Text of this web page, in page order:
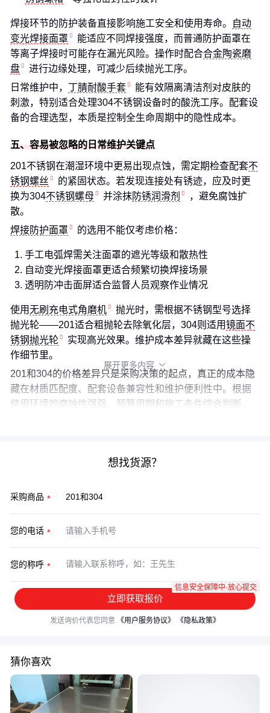
焊接环节的防护装备直接影响施工安全和使用寿命。
自动
变光焊接面罩
能适应不同焊接强度，而普通防护面罩在
等离子焊接时可能存在漏光风险。操作时配合合金陶瓷磨
盘
进行边缘处理，可减少后续抛光工序。
日常维护中， 丁腈耐酸手套
能有效隔离清洁剂对皮肤的
刺激，特别适合处理304不锈钢设备时的酸洗工序。配套设
备的合理选型，本质是控制全生命周期中的隐性成本。
五、容易被忽略的日常维护关键点
201不锈钢在潮湿环境中更易出现点蚀，需定期检查配套不
锈钢螺丝
的紧固状态。若发现连接处有锈迹，应及时更
换为304不锈钢螺母 并涂抹防锈润滑剂
，避免腐蚀扩
散。
焊接防护面罩
的选用不能仅考虑价格：
手工电弧焊需关注面罩的遮光等级和散热性
自动变光焊接面罩更适合频繁切换焊接场景
透明防冲击面屏适合监督人员观察作业情况
使用无刷充电式角磨机
抛光时，需根据不锈钢型号选择
抛光轮——201适合粗抛轮去除氧化层，304则适用镜面不
锈钢抛光轮
实现高光效果。维护成本差异就藏在这些操
作细节里。
201和304的价格差异只是采购决策的起点，真正的成本隐
藏在材质匹配度、配套设备兼容性和维护便利性中。根据
使用环境的腐蚀性强弱、预算周期和施工条件综合判断，
展开更多内容 
想找货源？
采购商品
您的电话
您的称呼
立即获取报价
信息安全保障中·放心提交
发送询价代表您同意 《用户服务协议》 《隐私政策》
猜你喜欢